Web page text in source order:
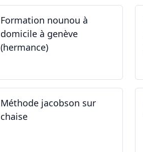
Formation nounou à
domicile à genève
(hermance)
Méthode jacobson sur
chaise